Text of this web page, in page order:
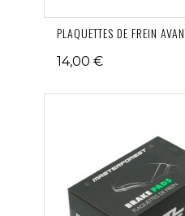
PLAQUETTES DE FREIN
14,00 €